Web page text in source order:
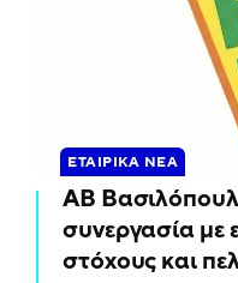
ΕΤΑΙΡΙΚΆ ΝΈΑ
ΑΒ
συνεργασία με
στόχους και